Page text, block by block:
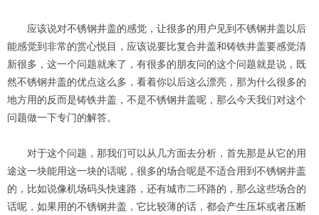
应该说对不锈钢井盖的感觉，让很多的用户见到不锈钢井盖以后
能感觉到非常的赏心悦目，应该说要比复合井盖和铸铁井盖要感觉清
新很多，这一个问题就来了，有很多的朋友问的这个问题就是说，既
然不锈钢井盖的优点这么多，看着你以后这么漂亮，那为什么很多的
地方用的反而是铸铁井盖，不是不锈钢井盖呢，那么今天我们对这个
问题做一下专门的解答。
对于这个问题，那我们可以从几方面去分析，首先那是从它的用
途这一块能用这一块的话呢，很多的场合呢是不适合用到不锈钢井盖
的，比如说像机场码头快速路，还有城市二环路的，那么这些场合的
话呢，如果用的不锈钢井盖，它比较薄的话，都会产生压坏或者压断